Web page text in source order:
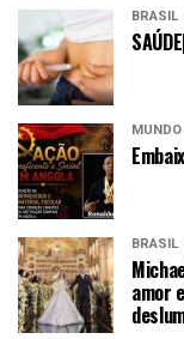
BRASIL
MUNDO
BRASIL
amor